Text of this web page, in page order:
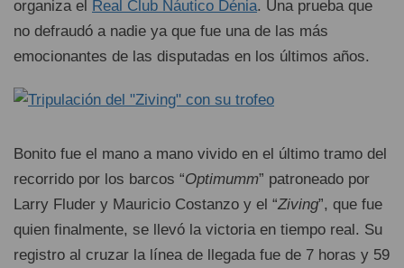
organiza el Real Club Náutico Dénia. Una prueba que
no defraudó a nadie ya que fue una de las más
emocionantes de las disputadas en los últimos años.
Bonito fue el mano a mano vivido en el último tramo del
recorrido por los barcos “Optimumm” patroneado por
Larry Fluder y Mauricio Costanzo y el “Ziving”, que fue
quien finalmente, se llevó la victoria en tiempo real. Su
registro al cruzar la línea de llegada fue de 7 horas y 59